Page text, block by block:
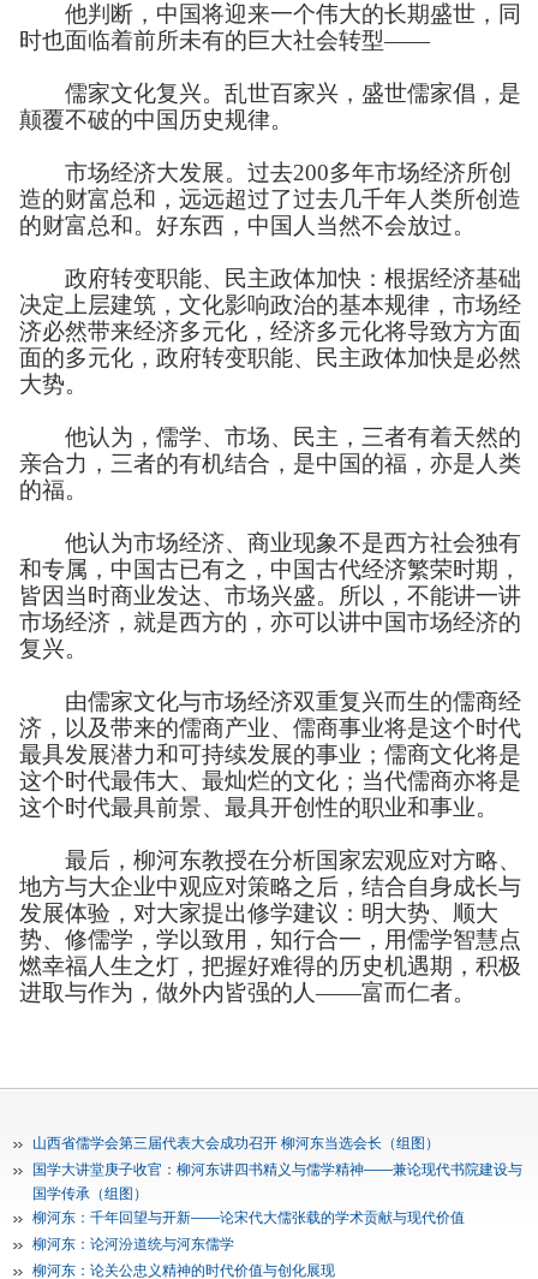
他判断，中国将迎来一个伟大的长期盛世，同
时也面临着前所未有的巨大社会转型——
儒家文化复兴。乱世百家兴，盛世儒家倡，是
颠覆不破的中国历史规律。
市场经济大发展。过去200多年市场经济所创
造的财富总和，远远超过了过去几千年人类所创造
的财富总和。好东西，中国人当然不会放过。
政府转变职能、民主政体加快：根据经济基础
决定上层建筑，文化影响政治的基本规律，市场经
济必然带来经济多元化，经济多元化将导致方方面
面的多元化，政府转变职能、民主政体加快是必然
大势。
他认为，儒学、市场、民主，三者有着天然的
亲合力，三者的有机结合，是中国的福，亦是人类
的福。
他认为市场经济、商业现象不是西方社会独有
和专属，中国古已有之，中国古代经济繁荣时期，
皆因当时商业发达、市场兴盛。所以，不能讲一讲
市场经济，就是西方的，亦可以讲中国市场经济的
复兴。
由儒家文化与市场经济双重复兴而生的儒商经
济，以及带来的儒商产业、儒商事业将是这个时代
最具发展潜力和可持续发展的事业； 儒商文化将是
这个时代最伟大、最灿烂的文化；当代儒商亦将是
这个时代最具前景、最具开创性的职业和事业。
最后，柳河东教授在分析国家宏观应对方略、
地方与大企业中观应对策略之后，结合自身成长与
发展体验，对大家提出修学建议：明大势、顺大
势、修儒学，学以致用，知行合一，用儒学智慧点
燃幸福人生之灯，把握好难得的历史机遇期，积极
进取与作为，做外内皆强的人——富而仁者。
山西省儒学会第三届代表大会成功召开 柳河东当选会长（组图）
国学大讲堂庚子收官：柳河东讲四书精义与儒学精神——兼论现代书院建设与
国学传承（组图）
柳河东：千年回望与开新——论宋代大儒张载的学术贡献与现代价值
柳河东：论河汾道统与河东儒学
柳河东：论关公忠义精神的时代价值与创化展现